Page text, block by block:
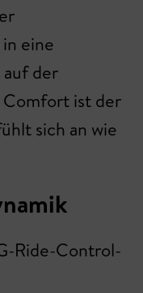
eine
der
ist der
sich an wie
Ride-Control-